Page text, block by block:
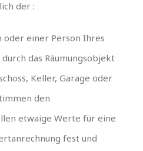
der :
oder einer Person Ihres
das Räumungsobjekt
Keller, Garage oder
den
etwaige Werte für eine
fest und